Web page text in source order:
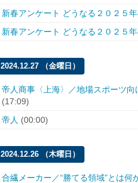
新春アンケート どうなる２０２５年
新春アンケート どうなる２０２５年
2024.12.27 （金曜日）
帝人商事〈上海〉／地場スポーツ
(17:09)
帝人 (00:00)
2024.12.26 （木曜日）
合繊メーカー／“勝てる領域”とは